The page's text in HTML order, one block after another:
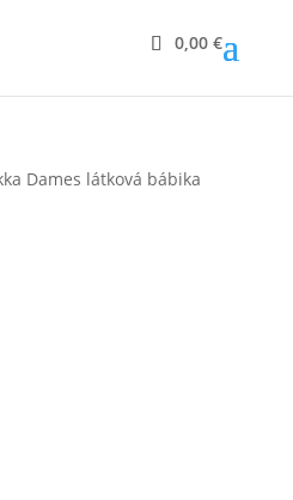
0,00€
Dames látková bábika